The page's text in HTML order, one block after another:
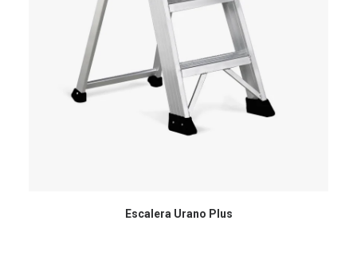
Escalera Urano Plus